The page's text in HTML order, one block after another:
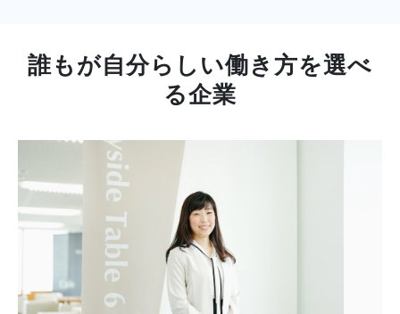
誰もが自分らしい働き方を選べ
る企業